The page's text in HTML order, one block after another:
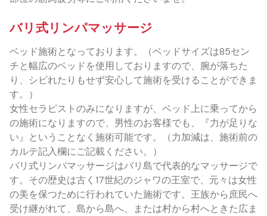
バリ式リンパマッサージ
ベッド施術となっております。（ベッドサイズは85セン
チと幅広のベッドを使用しておりますので、腕が落ちた
り、シビれたりもせず安心して施術を受けることができま
す。）
女性セラピストのみになりますが、ベッド上に乗ってから
の施術になりますので、男性のお客様でも、『力が足りな
い』ということなく施術可能です。（力加減は、施術前の
カルテ記入欄にご記載ください。）
バリ式リンパマッサージはバリ島で代表的なマッサージで
す。その歴史は古く17世紀のジャワの王室で、元々は女性
の美を保つために行われていた施術です。王族から庶民へ
受け継がれて、島から島へ、または村から村へときた広ま